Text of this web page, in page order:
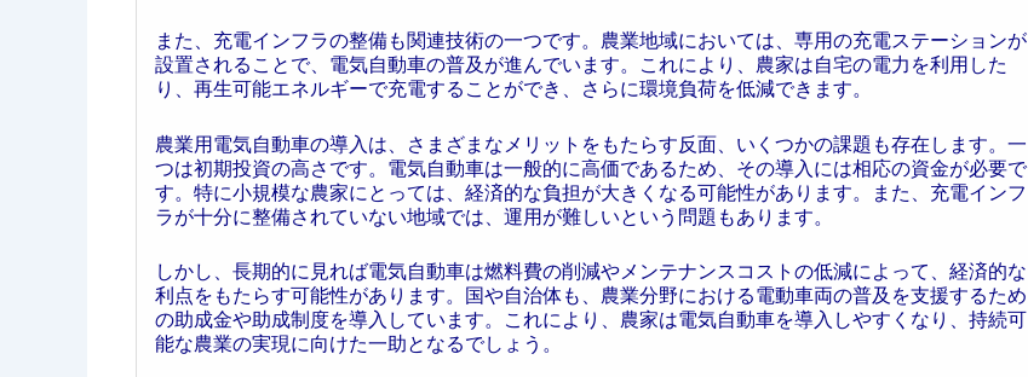
また、充電インフラの整備も関連技術の一つです。農業地域においては、専用の充電ステーションが
設置されることで、電気自動車の普及が進んでいます。これにより、農家は自宅の電力を利用した
り、再生可能エネルギーで充電することができ、さらに環境負荷を低減できます。
農業用電気自動車の導入は、さまざまなメリットをもたらす反面、いくつかの課題も存在します。一
つは初期投資の高さです。電気自動車は一般的に高価であるため、その導入には相応の資金が必要で
す。特に小規模な農家にとっては、経済的な負担が大きくなる可能性があります。また、充電インフ
ラが十分に整備されていない地域では、運用が難しいという問題もあります。
しかし、長期的に見れば電気自動車は燃料費の削減やメンテナンスコストの低減によって、経済的な
利点をもたらす可能性があります。国や自治体も、農業分野における電動車両の普及を支援するため
の助成金や助成制度を導入しています。これにより、農家は電気自動車を導入しやすくなり、持続可
能な農業の実現に向けた一助となるでしょう。